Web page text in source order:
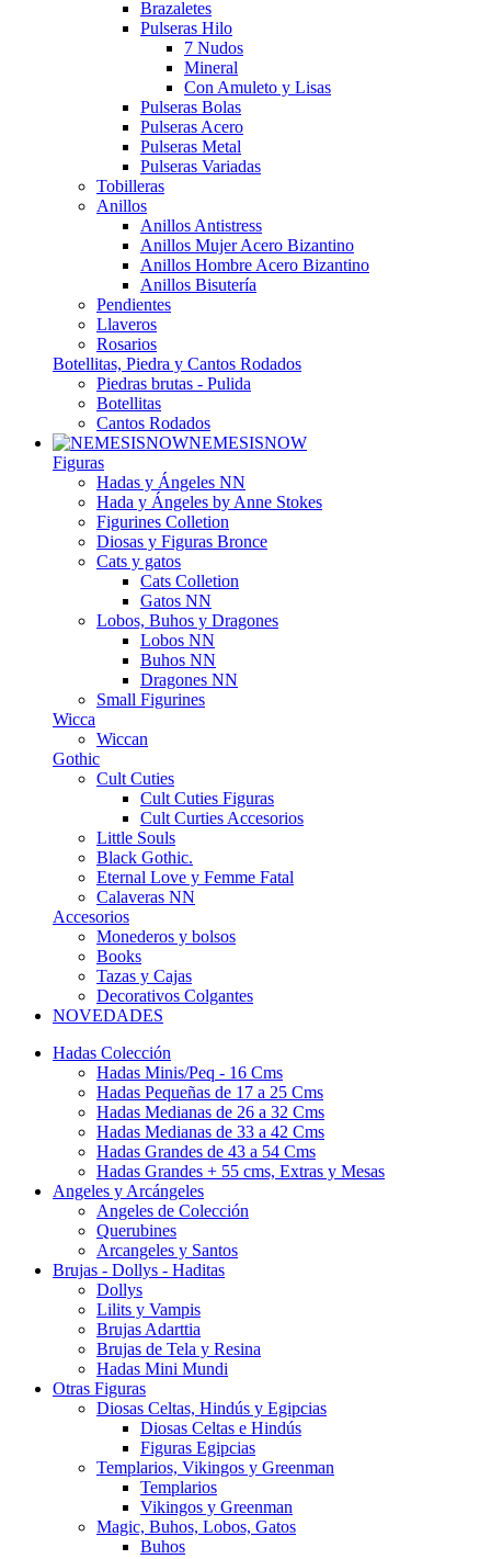
Brazaletes
Pulseras Hilo
7 Nudos
Mineral
Con Amuleto y Lisas
Pulseras Bolas
Pulseras Acero
Pulseras Metal
Pulseras Variadas
Tobilleras
Anillos
Anillos Antistress
Anillos Mujer Acero Bizantino
Anillos Hombre Acero Bizantino
Anillos Bisutería
Pendientes
Llaveros
Rosarios
Botellitas, Piedra y Cantos Rodados
Piedras brutas - Pulida
Botellitas
Cantos Rodados
NEMESISNOW
Figuras
Hadas y Ángeles NN
Hada y Ángeles by Anne Stokes
Figurines Colletion
Diosas y Figuras Bronce
Cats y gatos
Cats Colletion
Gatos NN
Lobos, Buhos y Dragones
Lobos NN
Buhos NN
Dragones NN
Small Figurines
Wicca
Wiccan
Gothic
Cult Cuties
Cult Cuties Figuras
Cult Curties Accesorios
Little Souls
Black Gothic.
Eternal Love y Femme Fatal
Calaveras NN
Accesorios
Monederos y bolsos
Books
Tazas y Cajas
Decorativos Colgantes
NOVEDADES
Hadas Colección
Hadas Minis/Peq - 16 Cms
Hadas Pequeñas de 17 a 25 Cms
Hadas Medianas de 26 a 32 Cms
Hadas Medianas de 33 a 42 Cms
Hadas Grandes de 43 a 54 Cms
Hadas Grandes + 55 cms, Extras y Mesas
Angeles y Arcángeles
Angeles de Colección
Querubines
Arcangeles y Santos
Brujas - Dollys - Haditas
Dollys
Lilits y Vampis
Brujas Adarttia
Brujas de Tela y Resina
Hadas Mini Mundi
Otras Figuras
Diosas Celtas, Hindús y Egipcias
Diosas Celtas e Hindús
Figuras Egipcias
Templarios, Vikingos y Greenman
Templarios
Vikingos y Greenman
Magic, Buhos, Lobos, Gatos
Buhos